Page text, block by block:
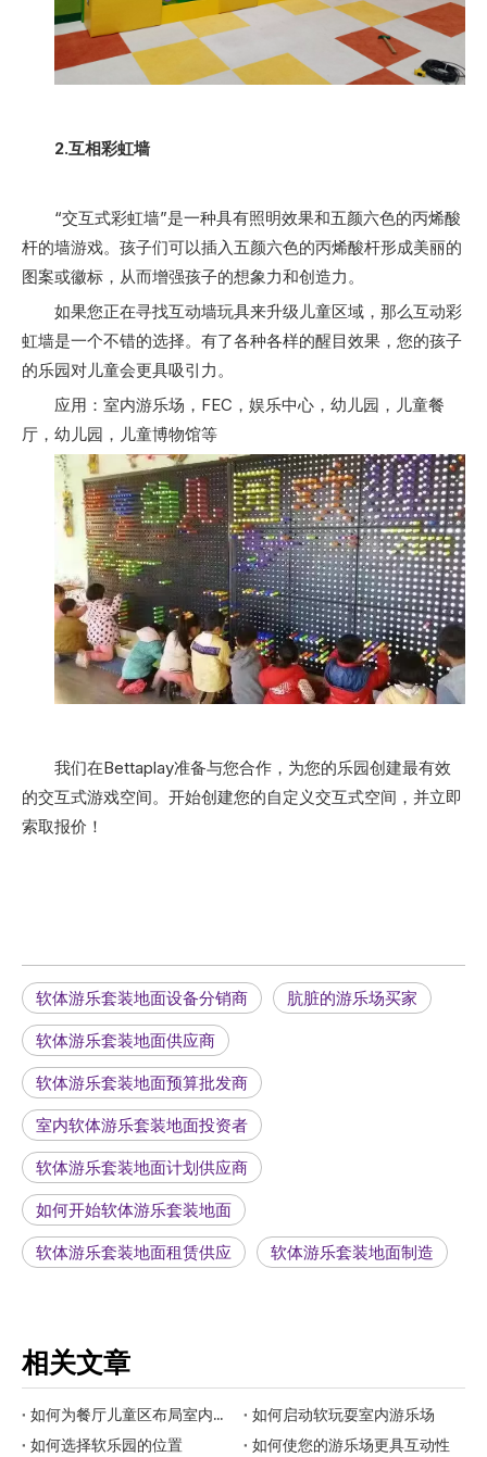
2.互相彩虹墙
“交互式彩虹墙”是一种具有照明效果和五颜六色的丙烯酸
杆的墙游戏。孩子们可以插入五颜六色的丙烯酸杆形成美丽的
图案或徽标，从而增强孩子的想象力和创造力。
如果您正在寻找互动墙玩具来升级儿童区域，那么互动彩
虹墙是一个不错的选择。有了各种各样的醒目效果，您的孩子
的乐园对儿童会更具吸引力。
应用：室内游乐场，FEC，娱乐中心，幼儿园，儿童餐
厅，幼儿园，儿童博物馆等
我们在Bettaplay准备与您合作，为您的乐园创建最有效
的交互式游戏空间。开始创建您的自定义交互式空间，并立即
索取报价！
软体游乐套装地面设备分销商 肮脏的游乐场买家
软体游乐套装地面供应商
软体游乐套装地面预算批发商
室内软体游乐套装地面投资者
软体游乐套装地面计划供应商
如何开始软体游乐套装地面
软体游乐套装地面租赁供应 软体游乐套装地面制造
相关文章
如何为餐厅儿童区布局室内乐园？
如何启动软玩耍室内游乐场
如何选择软乐园的位置
如何使您的游乐场更具互动性